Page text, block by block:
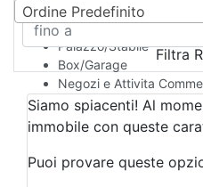
Camera d'Albergo
Multiproprietà
Palazzo/Stabile
Box/Garage
Negozi e Attivita
Qualsiasi
Attività/Licenza
Azienda Agricola
Bar/Ristorante
Ordine Predefinito
Filtra
Siamo spiacenti! Al
immobile con queste
Puoi provare queste